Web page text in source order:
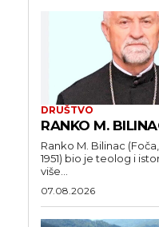
DRUŠTVO
RANKO M.
Ranko M. Bilinac
1951) bio je teolog i
više...
07.08.2026